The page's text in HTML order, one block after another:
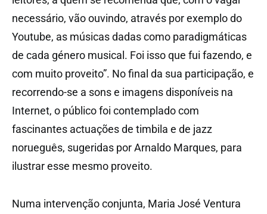
necessário, vão ouvindo, através por exemplo do
Youtube, as músicas dadas como paradigmáticas
de cada género musical. Foi isso que fui fazendo, e
com muito proveito”. No final da sua participação, e
recorrendo-se a sons e imagens disponíveis na
Internet, o público foi contemplado com
fascinantes actuações de timbila e de jazz
norueguês, sugeridas por Arnaldo Marques, para
ilustrar esse mesmo proveito.
Numa intervenção conjunta, Maria José Ventura